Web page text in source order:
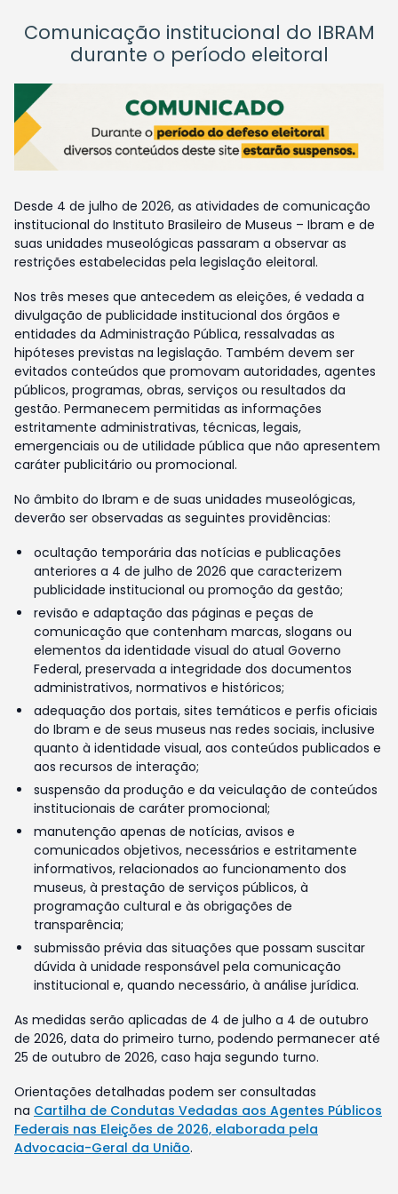
Comunicação institucional do IBRAM
durante o período eleitoral
Desde 4 de julho de 2026, as atividades de comunicação
institucional do Instituto Brasileiro de Museus – Ibram e de
suas unidades museológicas passaram a observar as
restrições estabelecidas pela legislação eleitoral.
Nos três meses que antecedem as eleições, é vedada a
divulgação de publicidade institucional dos órgãos e
entidades da Administração Pública, ressalvadas as
hipóteses previstas na legislação. Também devem ser
evitados conteúdos que promovam autoridades, agentes
públicos, programas, obras, serviços ou resultados da
gestão. Permanecem permitidas as informações
estritamente administrativas, técnicas, legais,
emergenciais ou de utilidade pública que não apresentem
caráter publicitário ou promocional.
No âmbito do Ibram e de suas unidades museológicas,
deverão ser observadas as seguintes providências:
ocultação temporária das notícias e publicações
anteriores a 4 de julho de 2026 que caracterizem
publicidade institucional ou promoção da gestão;
revisão e adaptação das páginas e peças de
comunicação que contenham marcas, slogans ou
elementos da identidade visual do atual Governo
Federal, preservada a integridade dos documentos
administrativos, normativos e históricos;
adequação dos portais, sites temáticos e perfis oficiais
do Ibram e de seus museus nas redes sociais, inclusive
quanto à identidade visual, aos conteúdos publicados e
aos recursos de interação;
suspensão da produção e da veiculação de conteúdos
institucionais de caráter promocional;
manutenção apenas de notícias, avisos e
comunicados objetivos, necessários e estritamente
informativos, relacionados ao funcionamento dos
museus, à prestação de serviços públicos, à
programação cultural e às obrigações de
transparência;
submissão prévia das situações que possam suscitar
dúvida à unidade responsável pela comunicação
institucional e, quando necessário, à análise jurídica.
As medidas serão aplicadas de 4 de julho a 4 de outubro
de 2026, data do primeiro turno, podendo permanecer até
25 de outubro de 2026, caso haja segundo turno.
Orientações detalhadas podem ser consultadas
na Cartilha de Condutas Vedadas aos Agentes Públicos
Federais nas Eleições de 2026, elaborada pela
Advocacia-Geral da União.